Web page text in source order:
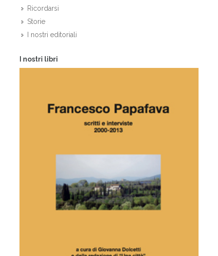
Ricordarsi
Storie
I nostri editoriali
I nostri libri